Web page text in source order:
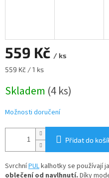
559 Kč / ks
Měrná
559 Kč / 1 ks
Skladem (4 ks)
Možnosti doručení
Přidat do
SvrchníPULkalhotky se používají
oblečení od navlhnutí. Díky